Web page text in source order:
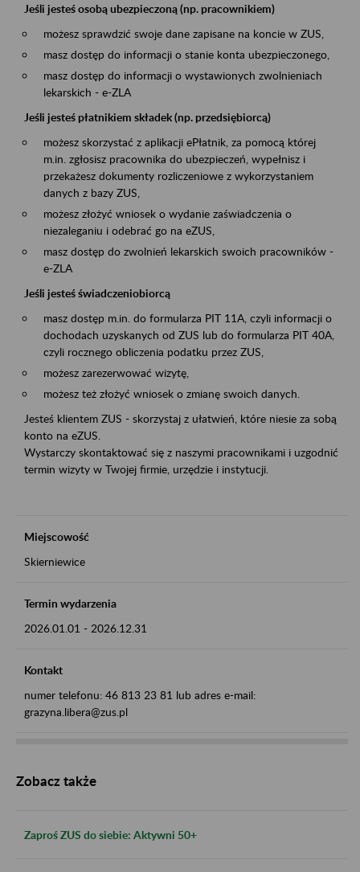
Jeśli jesteś osobą ubezpieczoną (np. pracownikiem)
możesz sprawdzić swoje dane zapisane na koncie w ZUS,
masz dostęp do informacji o stanie konta ubezpieczonego,
masz dostęp do informacji o wystawionych zwolnieniach
lekarskich - e-ZLA
Jeśli jesteś płatnikiem składek (np. przedsiębiorcą)
możesz skorzystać z aplikacji ePłatnik, za pomocą której
m.in. zgłosisz pracownika do ubezpieczeń, wypełnisz i
przekażesz dokumenty rozliczeniowe z wykorzystaniem
danych z bazy ZUS,
możesz złożyć wniosek o wydanie zaświadczenia o
niezaleganiu i odebrać go na eZUS,
masz dostęp do zwolnień lekarskich swoich pracowników -
e-ZLA
Jeśli jesteś świadczeniobiorcą
masz dostęp m.in. do formularza PIT 11A, czyli informacji o
dochodach uzyskanych od ZUS lub do formularza PIT 40A,
czyli rocznego obliczenia podatku przez ZUS,
możesz zarezerwować wizytę,
możesz też złożyć wniosek o zmianę swoich danych.
Jesteś klientem ZUS - skorzystaj z ułatwień, które niesie za sobą
konto na eZUS.
Wystarczy skontaktować się z naszymi pracownikami i uzgodnić
termin wizyty w Twojej firmie, urzędzie i instytucji.
Miejscowość
Skierniewice
Termin wydarzenia
2026.01.01 - 2026.12.31
Kontakt
numer telefonu: 46 813 23 81 lub adres e-mail:
grazyna.libera@zus.pl
Zobacz także
Zaproś ZUS do siebie: Aktywni 50+